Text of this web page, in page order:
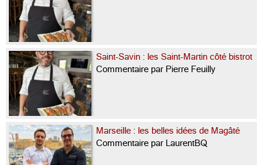
Saint-Savin : les Saint-Martin côté bistrot
Commentaire par Pierre Feuilly
Marseille : les belles idées de Magâté
Commentaire par LaurentBQ